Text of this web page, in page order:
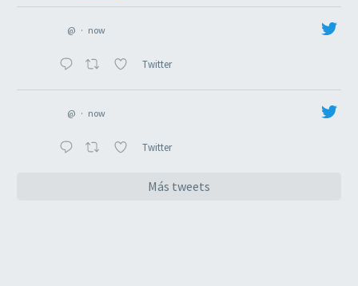
@ · now
Twitter
@ · now
Twitter
Más tweets